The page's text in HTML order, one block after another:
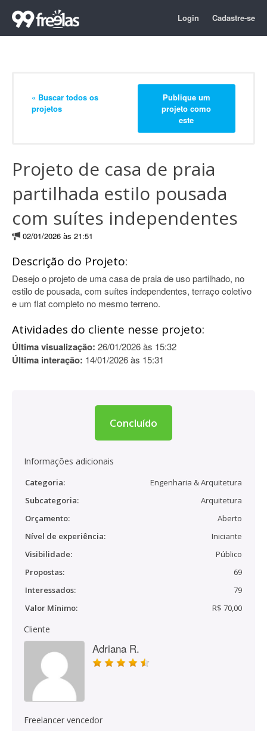
Login Cadastre-se
« Buscar todos os
projetos
Publique um
projeto como
este
Projeto de casa de praia
partilhada estilo pousada
com suítes independentes
02/01/2026 às 21:51
Descrição do Projeto:
Desejo o projeto de uma casa de praia de uso partilhado, no
estilo de pousada, com suítes independentes, terraço coletivo
e um flat completo no mesmo terreno.
Atividades do cliente nesse projeto:
Última visualização: 26/01/2026 às 15:32
Última interação: 14/01/2026 às 15:31
Concluído
Informações adicionais
Categoria:
Engenharia & Arquitetura
Subcategoria:
Arquitetura
Orçamento:
Aberto
Nível de experiência:
Iniciante
Visibilidade:
Público
Propostas:
69
Interessados:
79
Valor Mínimo:
R$ 70,00
Cliente
Adriana R.
Freelancer vencedor